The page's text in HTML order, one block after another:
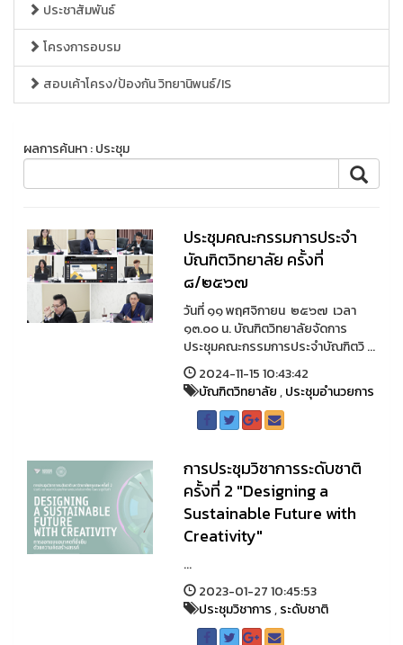
ประชาสัมพันธ์
โครงการอบรม
สอบเค้าโครง/ป้องกัน วิทยานิพนธ์/IS
ผลการค้นหา : ประชุม
ประชุมคณะกรรมการประจำ
บัณฑิตวิทยาลัย ครั้งที่
๘/๒๕๖๗
วันที่ ๑๑ พฤศจิกายน ๒๕๖๗ เวลา
๑๓.๐๐ น. บัณฑิตวิทยาลัยจัดการ
ประชุมคณะกรรมการประจำบัณฑิตวิ ...
2024-11-15 10:43:42
บัณฑิตวิทยาลัย,ประชุมอำนวยการ
การประชุมวิชาการระดับชาติ
ครั้งที่ 2 "Designing a
Sustainable Future with
Creativity"
...
2023-01-27 10:45:53
ประชุมวิชาการ,ระดับชาติ